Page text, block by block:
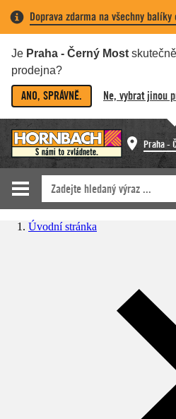
Doprava zdarma na všechny balíky
Je Praha - Černý Most
prodejna?
ANO, SPRÁVNĚ. Ne, vybrat jinou
Praha -
Úvodní stránka